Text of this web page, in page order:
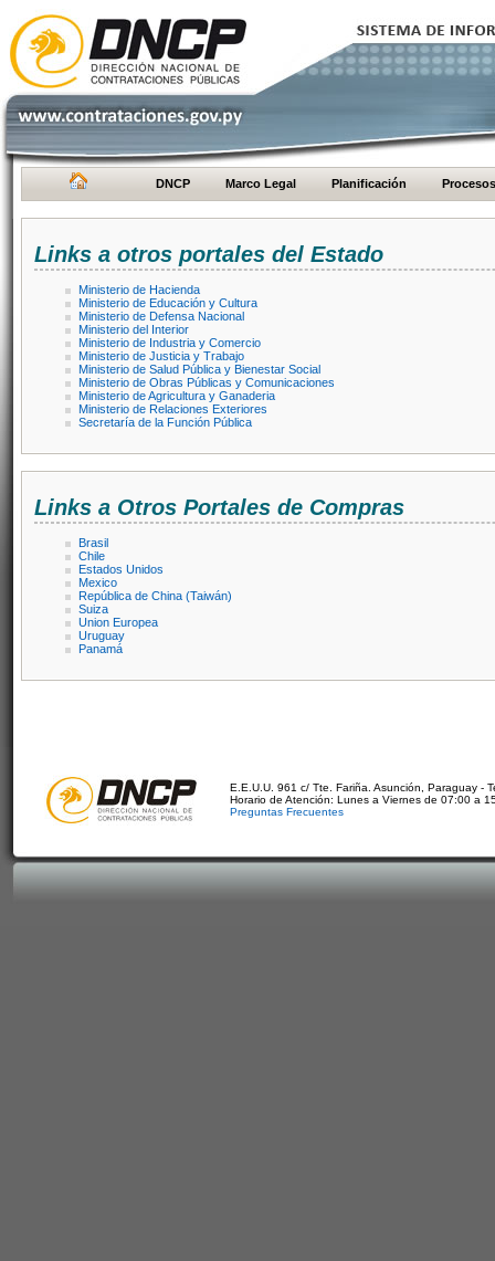
DNCP Marco Legal Planificación Procesos
Links a otros portales del Estado
Ministerio de Hacienda
Ministerio de Educación y Cultura
Ministerio de Defensa Nacional
Ministerio del Interior
Ministerio de Industria y Comercio
Ministerio de Justicia y Trabajo
Ministerio de Salud Pública y Bienestar Social
Ministerio de Obras Públicas y Comunicaciones
Ministerio de Agricultura y Ganaderia
Ministerio de Relaciones Exteriores
Secretaría de la Función Pública
Links a Otros Portales de Compras
Brasil
Chile
Estados Unidos
Mexico
República de China (Taiwán)
Suiza
Union Europea
Uruguay
Panamá
E.E.U.U. 961 c/ Tte. Fariña. Asunción, Paraguay -
Horario de Atención: Lunes a Viernes de 07:00 a
Preguntas Frecuentes